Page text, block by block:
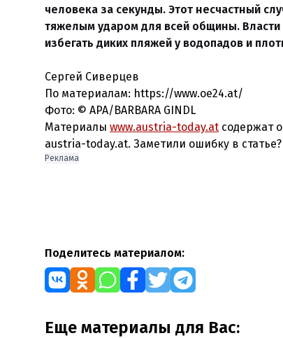
человека за секунды. Этот несчастный
тяжелым ударом для всей общины.
избегать диких пляжей у водопадов и
Сергей Сиверцев
По материалам: https://www.oe24.at/
Фото: © APA/BARBARA GINDL
Материалы www.austria-today.at содержат
austria-today.at. Заметили ошибку в
Реклама
Поделитесь материалом:
Еще материалы для Вас: